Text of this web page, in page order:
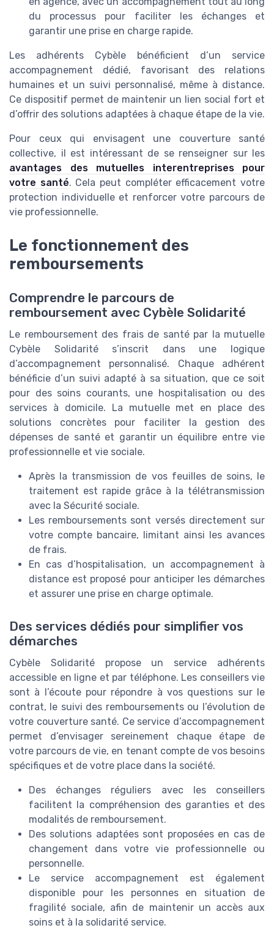
du processus pour faciliter les échanges et
garantir une prise en charge rapide.
Les adhérents Cybèle bénéficient d’un service
accompagnement dédié, favorisant des relations
humaines et un suivi personnalisé, même à distance.
Ce dispositif permet de maintenir un lien social fort et
d’offrir des solutions adaptées à chaque étape de la vie.
Pour ceux qui envisagent une couverture santé
collective, il est intéressant de se renseigner sur les
avantages des mutuelles interentreprises pour
votre santé. Cela peut compléter efficacement votre
protection individuelle et renforcer votre parcours de
vie professionnelle.
Le fonctionnement des
remboursements
Comprendre le parcours de
remboursement avec Cybèle Solidarité
Le remboursement des frais de santé par la mutuelle
Cybèle Solidarité s’inscrit dans une logique
d’accompagnement personnalisé. Chaque adhérent
bénéficie d’un suivi adapté à sa situation, que ce soit
pour des soins courants, une hospitalisation ou des
services à domicile. La mutuelle met en place des
solutions concrètes pour faciliter la gestion des
dépenses de santé et garantir un équilibre entre vie
professionnelle et vie sociale.
Après la transmission de vos feuilles de soins, le
traitement est rapide grâce à la télétransmission
avec la Sécurité sociale.
Les remboursements sont versés directement sur
votre compte bancaire, limitant ainsi les avances
de frais.
En cas d’hospitalisation, un accompagnement à
distance est proposé pour anticiper les démarches
et assurer une prise en charge optimale.
Des services dédiés pour simplifier vos
démarches
Cybèle Solidarité propose un service adhérents
accessible en ligne et par téléphone. Les conseillers vie
sont à l’écoute pour répondre à vos questions sur le
contrat, le suivi des remboursements ou l’évolution de
votre couverture santé. Ce service d’accompagnement
permet d’envisager sereinement chaque étape de
votre parcours de vie, en tenant compte de vos besoins
spécifiques et de votre place dans la société.
Des échanges réguliers avec les conseillers
facilitent la compréhension des garanties et des
modalités de remboursement.
Des solutions adaptées sont proposées en cas de
changement dans votre vie professionnelle ou
personnelle.
Le service accompagnement est également
disponible pour les personnes en situation de
fragilité sociale, afin de maintenir un accès aux
soins et à la solidarité service.